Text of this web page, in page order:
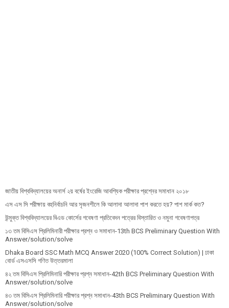
জাতীয় বিশ্ববিদ্যালয়ের অনার্স ২য় বর্ষের ইংরেজি আবশ্যিক পরীক্ষার প্রশ্নের সমাধান ২০১৮
এস এস সি পরীক্ষায় বহুনির্বাচনি আর সৃজনশীলে কি আলাদা আলাদা পাশ করতে হয়? পাশ মার্ক কত?
উন্মুক্ত বিশ্ববিদ্যালয়ের বিএড কোর্সের গবেষণা প্রতিবেদন পত্রের বিস্তারিত ও নমুনা গবেষণাপত্র
১৩ তম বিসিএস প্রি‌লি‌মিনারী পরীক্ষার প্রশ্ন ও সমাধান-13th BCS Preliminary Question With
Answer/solution/solve
Dhaka Board SSC Math MCQ Answer 2020 (100% Correct Solution) | ঢাকা
বোর্ড এসএসসি গণিত উত্তরমালা
৪২ তম বিসিএস প্রিলিমিনারি পরীক্ষার প্রশ্ন সমাধান-42th BCS Preliminary Question With
Answer/solution/solve
৪৩ তম বিসিএস প্রিলিমিনারি পরীক্ষার প্রশ্ন সমাধান-43th BCS Preliminary Question With
Answer/solution/solve